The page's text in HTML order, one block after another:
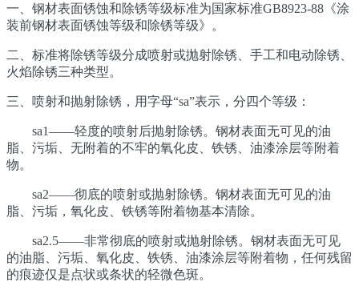
一、钢材表面锈蚀和除锈等级标准为国家标准GB8923-88《涂
装前钢材表面锈蚀等级和除锈等级》。
二、标准将除锈等级分成喷射或抛射除锈、手工和电动除锈、
火焰除锈三种类型。
三、喷射和抛射除锈，用字母“sa”表示，分四个等级：
sa1——轻度的喷射后抛射除锈。钢材表面无可见的油
脂、污垢、无附着的不牢的氧化皮、铁锈、油漆涂层等附着
物。
sa2——彻底的喷射或抛射除锈。钢材表面无可见的油
脂、污垢，氧化皮、铁锈等附着物基本清除。
sa2.5——非常彻底的喷射或抛射除锈。钢材表面无可见
的油脂、污垢、氧化皮、铁锈、油漆涂层等附着物，任何残留
的痕迹仅是点状或条状的轻微色斑。